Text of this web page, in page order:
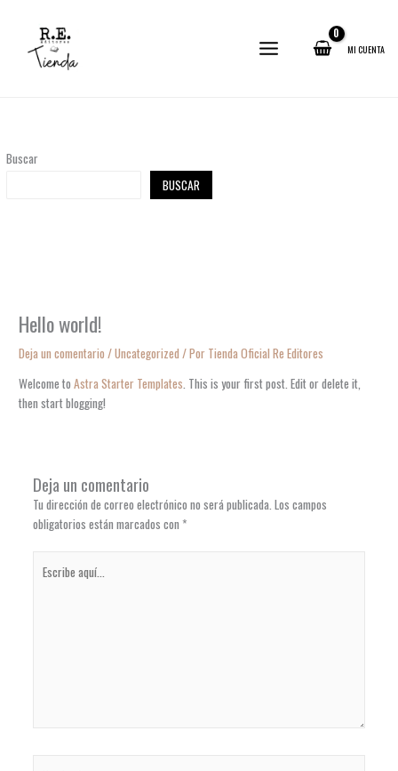
contenido
MI CUENTA
Buscar
BUSCAR
Hello world!
Deja un comentario /Uncategorized / Por Tienda Oficial Re Editores
Welcome toAstra Starter Templates. This is your first post. Edit or delete it,
then start blogging!
Deja un comentario
Tu dirección de correo electrónico no será publicada. Los campos
obligatorios están marcados con *
aquí...